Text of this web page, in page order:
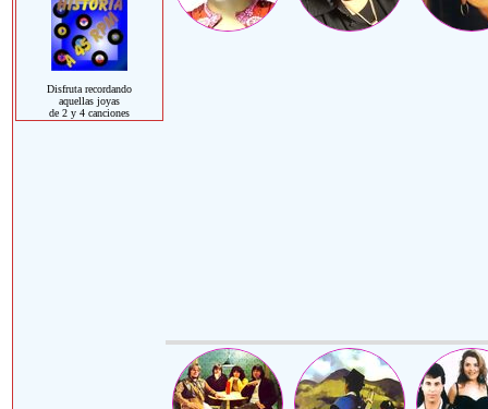
Disfruta recordando
aquellas joyas
de 2 y 4 canciones